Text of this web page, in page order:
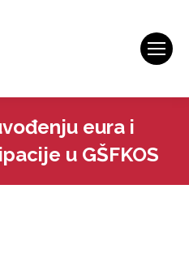
eura i
u GŠFKOS